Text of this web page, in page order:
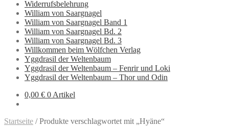
Widerrufsbelehrung
William von Saargnagel
William von Saargnagel Band 1
William von Saargnagel Bd. 2
William von Saargnagel Bd. 3
Willkommen beim Wölfchen Verlag
Yggdrasil der Weltenbaum
Yggdrasil der Weltenbaum – Fenrir und Loki
Yggdrasil der Weltenbaum – Thor und Odin
0,00 € 0 Artikel
Startseite /Produkte verschlagwortet mit „Hyäne“